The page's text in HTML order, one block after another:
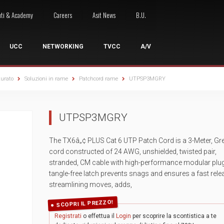
& Academy Careers Asit News B.U.
UPS Desktop
UPS Rack/Tower
UPS Tower
UPS Accessori
Giuntatrici a
UCC
Videoconferenza
Collaboration
NETWORKING
Access Point Outdoor
Licenze / Rinnovi
Site Survey
Accessori Wireless
TVCC
Accessi
A/V
Switch A/V
Extenders
Switchers
Cavi ed Accessori
Soluzioni in rame Patchcord rame UTPSP3MGRY
UTPSP3MGRY
The TX6â„¢ PLUS Cat 6 UTP Patch Cord is a 3-Meter,
cord constructed of 24 AWG, unshielded, twisted pair,
stranded, CM cable with high-performance modular
tangle-free latch prevents snags and ensures a fast
streamlining moves, adds,
SCOPRI IL PREZZO!
Registrati o effettua il Login per scoprire la scontistica a te